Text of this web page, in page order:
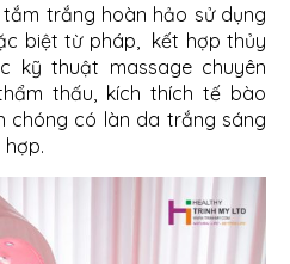
tắm trắng hoàn hảo sử dụng
biệt từ pháp, kết hợp thủy
kỹ thuật massage chuyên
thấu, kích thích tế bào
chóng có làn da trắng sáng
hợp.